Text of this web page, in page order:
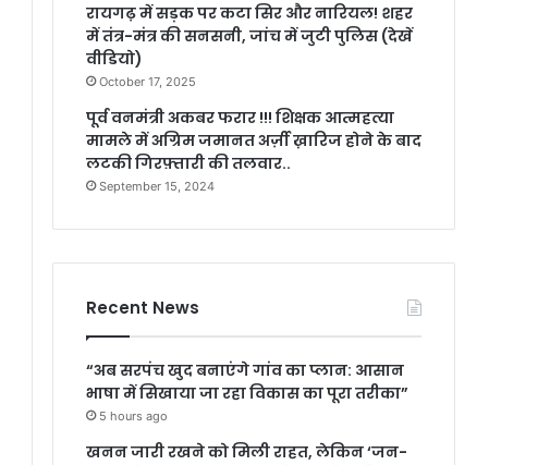
रायगढ़ में सड़क पर कटा सिर और नारियल! शहर
में तंत्र-मंत्र की सनसनी, जांच में जुटी पुलिस (देखें
वीडियो)
October 17, 2025
पूर्व वनमंत्री अकबर फरार !!! शिक्षक आत्महत्या
मामले में अग्रिम जमानत अर्ज़ी ख़ारिज होने के बाद
लटकी गिरफ़्तारी की तलवार..
September 15, 2024
Recent News
“अब सरपंच खुद बनाएंगे गांव का प्लान: आसान
भाषा में सिखाया जा रहा विकास का पूरा तरीका”
5 hours ago
खनन जारी रखने को मिली राहत, लेकिन ‘जन-